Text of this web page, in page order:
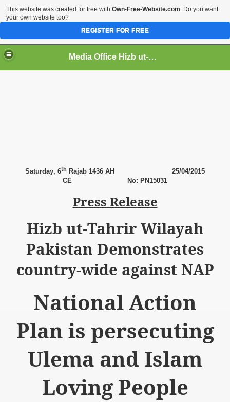
Media Office Hizb ut-Tahrir Pakistan
Saturday, 6th Rajab 1436 AH 25/04/2015
CE No: PN15031
Press Release
Hizb ut-Tahrir Wilayah
Pakistan Demonstrates
country-wide against NAP
National Action
Plan is persecuting
Ulema and Islam
Loving People
with India
Building to Afghanistan
Tactical weapons
This website was created for free with Own-Free-Website.com. Do you want
your own website too?
REGISTER FOR FREE